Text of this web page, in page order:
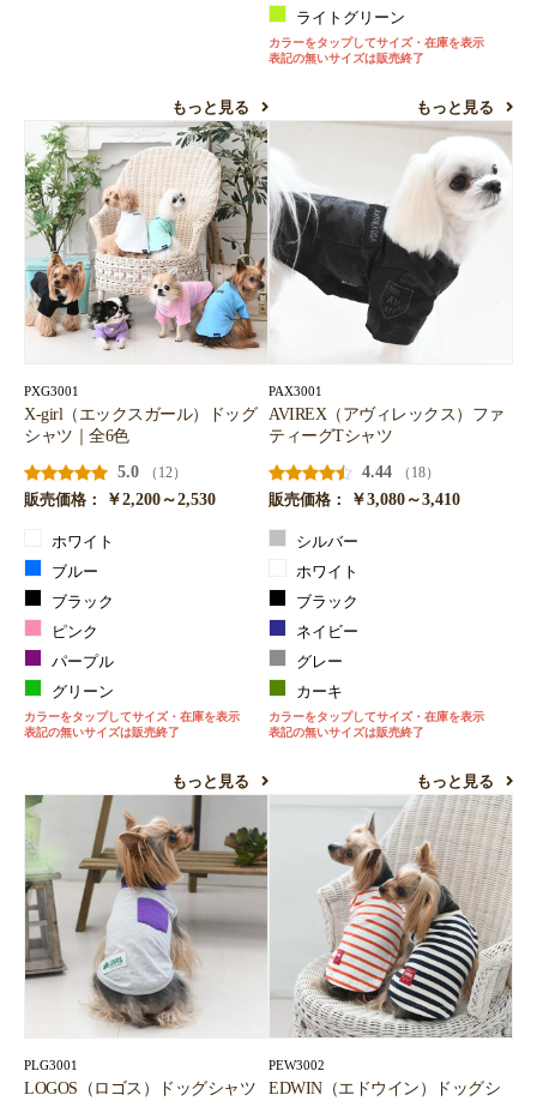
もっと見る
ライトグリーン
カラーをタップしてサイズ・在庫を表示
表記の無いサイズは販売終了
もっと見る
PXG3001
X-girl（エックスガール）ドッグ
シャツ｜全6色
5.0
（12）
販売価格：
￥2,200～2,530
ホワイト
ブルー
ブラック
ピンク
パープル
グリーン
カラーをタップしてサイズ・在庫を表示
表記の無いサイズは販売終了
もっと見る
PAX3001
AVIREX（アヴィレックス）ファ
ティーグTシャツ
4.44
（18）
販売価格：
￥3,080～3,410
シルバー
ホワイト
ブラック
ネイビー
グレー
カーキ
カラーをタップしてサイズ・在庫を表示
表記の無いサイズは販売終了
もっと見る
PLG3001
LOGOS（ロゴス）ドッグシャツ
PEW3002
EDWIN（エドウイン）ドッグシ